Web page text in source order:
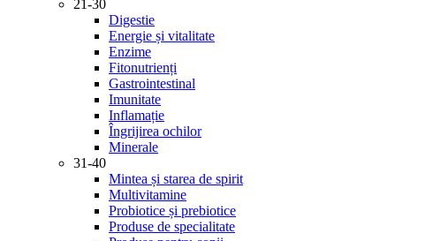
21-30
Digestie
Energie și vitalitate
Enzime
Fitonutrienți
Gastrointestinal
Imunitate
Inflamație
Îngrijirea ochilor
Minerale
31-40
Mintea și starea de spirit
Multivitamine
Probiotice și prebiotice
Produse de specialitate